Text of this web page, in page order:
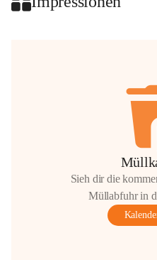
Sieh dir die
Müllabfuhr in